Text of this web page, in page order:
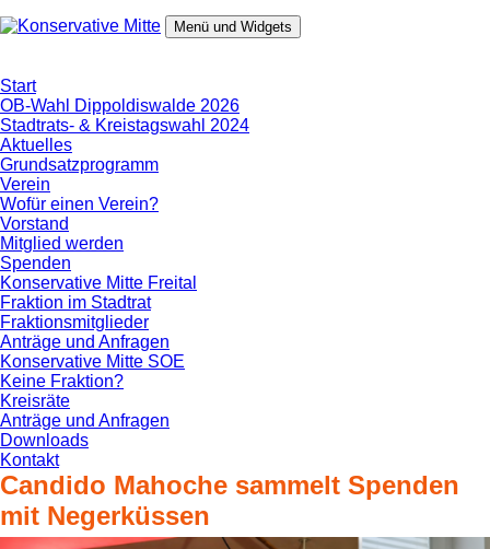
Inhalt
Menü und Widgets
Start
OB-Wahl Dippoldiswalde 2026
Stadtrats- & Kreistagswahl 2024
Aktuelles
Grundsatzprogramm
Verein
Wofür einen Verein?
Vorstand
Mitglied werden
Spenden
Konservative Mitte Freital
Fraktion im Stadtrat
Fraktionsmitglieder
Anträge und Anfragen
Konservative Mitte SOE
Keine Fraktion?
Kreisräte
Anträge und Anfragen
Downloads
Kontakt
Candido Mahoche sammelt Spenden
mit Negerküssen